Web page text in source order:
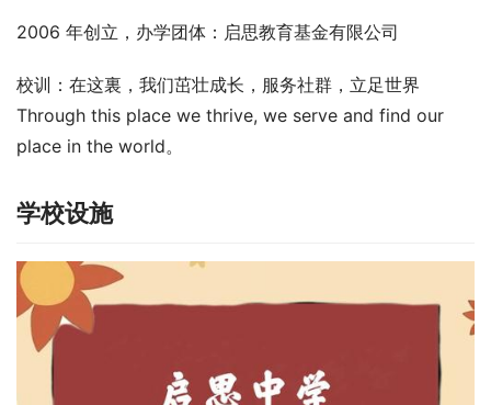
2006 年创立，办学团体：启思教育基金有限公司
校训：在这裏，我们茁壮成长，服务社群，立足世界
Through this place we thrive, we serve and find our
place in the world。
学校设施